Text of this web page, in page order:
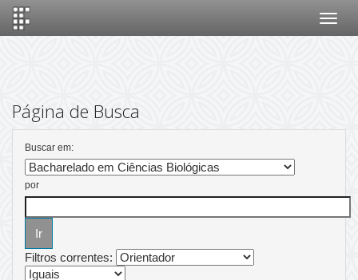
Página de Busca
Buscar em:
por
Filtros correntes: